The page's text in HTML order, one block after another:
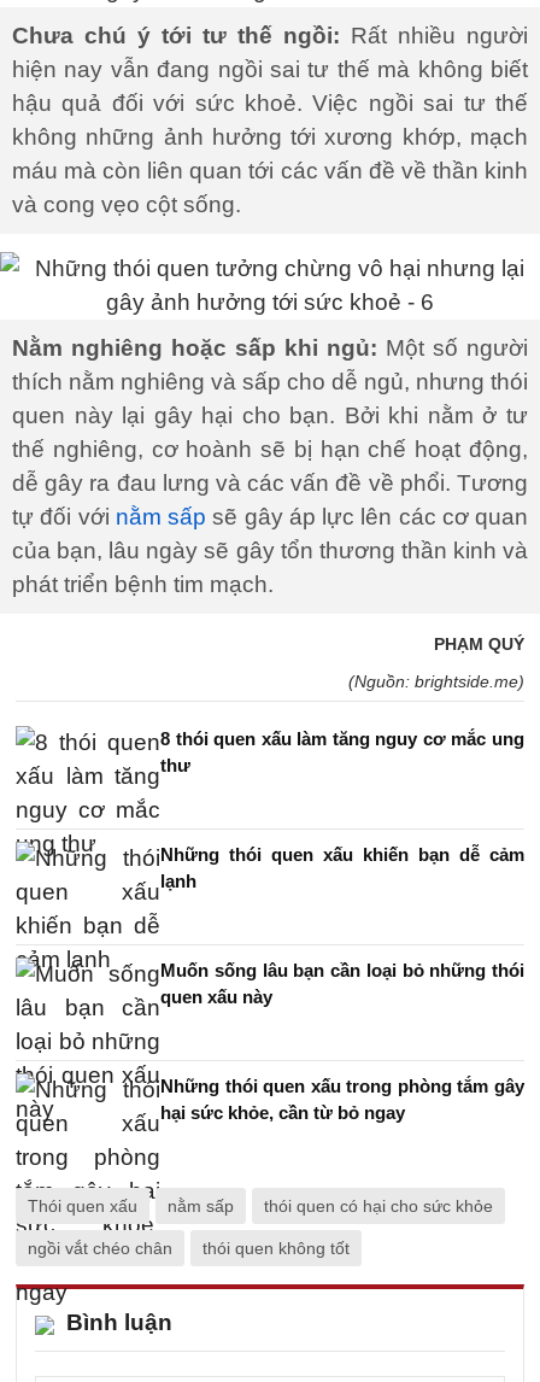
Chưa chú ý tới tư thế ngồi: Rất nhiều người
hiện nay vẫn đang ngồi sai tư thế mà không biết
hậu quả đối với sức khoẻ. Việc ngồi sai tư thế
không những ảnh hưởng tới xương khớp, mạch
máu mà còn liên quan tới các vấn đề về thần kinh
và cong vẹo cột sống.
Nằm nghiêng hoặc sấp khi ngủ: Một số người
thích nằm nghiêng và sấp cho dễ ngủ, nhưng thói
quen này lại gây hại cho bạn. Bởi khi nằm ở tư
thế nghiêng, cơ hoành sẽ bị hạn chế hoạt động,
dễ gây ra đau lưng và các vấn đề về phổi. Tương
tự đối với nằm sấp sẽ gây áp lực lên các cơ quan
của bạn, lâu ngày sẽ gây tổn thương thần kinh và
phát triển bệnh tim mạch.
PHẠM QUÝ
(Nguồn: brightside.me)
8 thói quen xấu làm tăng nguy cơ mắc ung
thư
Những thói quen xấu khiến bạn dễ cảm
lạnh
Muốn sống lâu bạn cần loại bỏ những thói
quen xấu này
Những thói quen xấu trong phòng tắm gây
hại sức khỏe, cần từ bỏ ngay
Thói quen xấu nằm sấp thói quen có hại cho sức khỏe
ngồi vắt chéo chân thói quen không tốt
Bình luận